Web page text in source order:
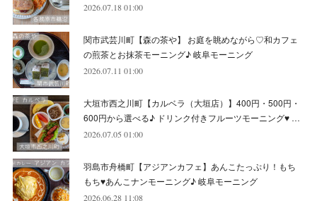
(7)
(10)
(6)
(6)
(8)
(8)
(9)
(9)
(7)
(11)
(13)
(8)
(6)
(12)
(6)
2026.07.18 01:00
関市武芸川町【森の茶や】 お庭を眺めながら♡和カフェ
の煎茶とお抹茶モーニング♪ 岐阜モーニング
2026.07.11 01:00
大垣市西之川町【カルベラ（大垣店）】400円・500円・
600円から選べる♪ ドリンク付きフルーツモーニング♥ …
2026.07.05 01:00
羽島市舟橋町【アジアンカフェ】あんこたっぷり！もち
もち♥あんこナンモーニング♪ 岐阜モーニング
2026.06.28 11:08